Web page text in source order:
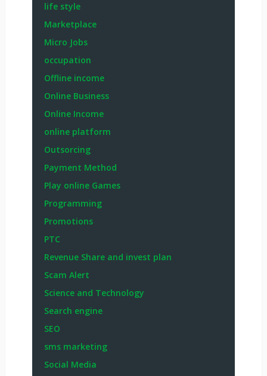
life style
Marketplace
Micro Jobs
occupation
Offline income
Online Business
Online Income
online platform
Outsorcing
Payment Method
Play online Games
Programming
Promotions
PTC
Revenue Share and invest plan
Scam Alert
Science and Technology
Search engine
SEO
sms marketing
Social Media